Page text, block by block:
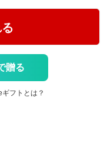
贈る
ギフトとは？